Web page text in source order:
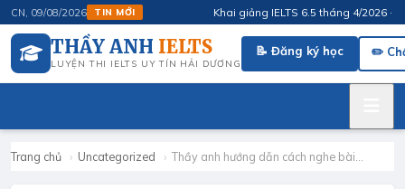
CN, 09/08/2026 TIN MỚI Khai giảng IELTS 6.5 tháng 4/2026 ·
THẦY ANH IELTS
LUYỆN THI IELTS UY TÍN HẢI DƯƠNG
📝 Đăng ký học ✏️
Trang chủ › Uncategorized › Thầy anh hướng dẫn cách nghe bài…